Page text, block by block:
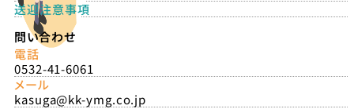
送迎注意事項
問い合わせ
電話
0532-41-6061
メール
kasuga@kk-ymg.co.jp